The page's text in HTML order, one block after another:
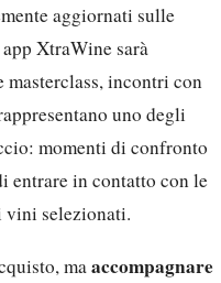
aggiornati sulle
XtraWine sarà
incontri con
uno degli
momenti di confronto
entrare in contatto con le
vini selezionati.
maaccompagnare